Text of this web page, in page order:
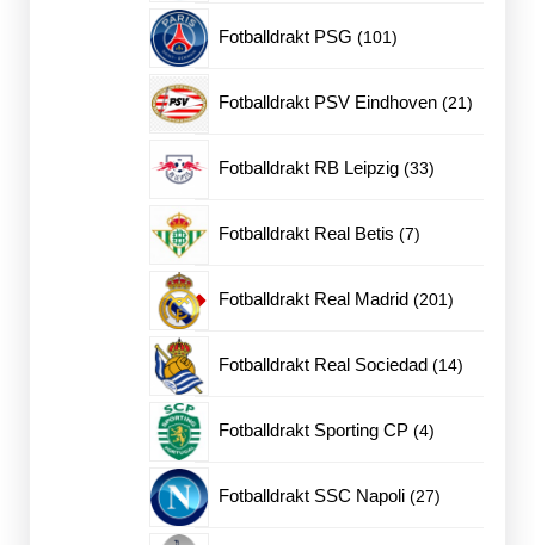
Fotballdrakt PSG 101101
Fotballdrakt PSV Eindhoven 2121
Fotballdrakt RB Leipzig 3333
Fotballdrakt Real Betis 77
Fotballdrakt Real Madrid 201201
Fotballdrakt Real Sociedad 1414
Fotballdrakt Sporting CP 44
Fotballdrakt SSC Napoli 2727